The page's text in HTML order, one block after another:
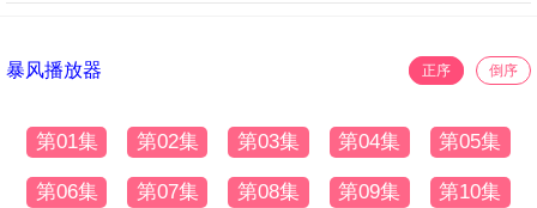
暴风播放器 正序 倒序
第01集 第02集 第03集 第04集 第05集
第06集 第07集 第08集 第09集 第10集